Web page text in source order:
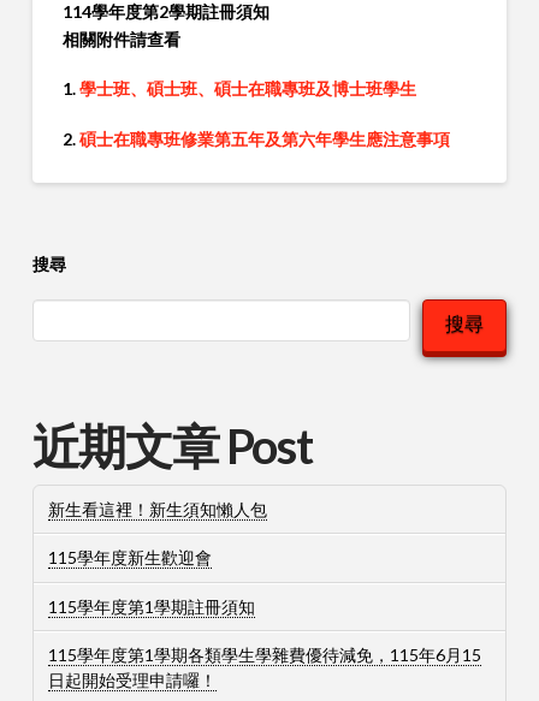
114學年度第2學期註冊須知
相關附件請查看
1.學士班、碩士班、碩士在職專班及博士班學生
2.碩士在職專班修業第五年及第六年學生應注意事項
搜尋
搜尋
近期文章 Post
新生看這裡！新生須知懶人包
115學年度新生歡迎會
115學年度第1學期註冊須知
115學年度第1學期各類學生學雜費優待減免，115年6月15
日起開始受理申請囉！